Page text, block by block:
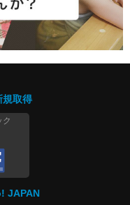
規取得
ク
JAPAN